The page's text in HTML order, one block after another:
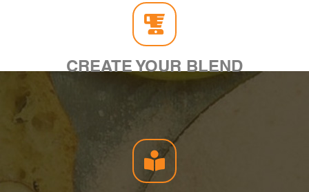
CREATE YOUR BLEND